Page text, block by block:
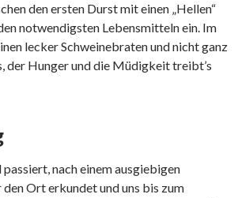
den ersten Durst mit einen „Hellen“
notwendigsten Lebensmitteln ein. Im
lecker Schweinebraten und nicht ganz
der Hunger und die Müdigkeit treibt’s
nach einem ausgiebigen
Ort erkundet und uns bis zum